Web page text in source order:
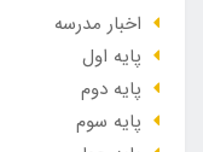
اخبار مدرسه
پایه اول
پایه دوم
پایه سوم